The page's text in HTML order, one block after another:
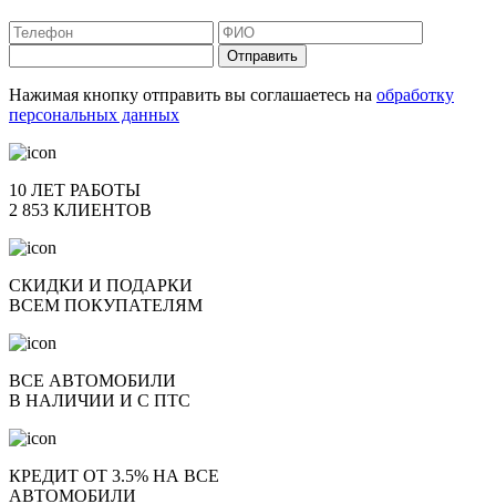
Отправить
Нажимая кнопку отправить вы соглашаетесь на обработку
персональных данных
10 ЛЕТ РАБОТЫ
2 853 КЛИЕНТОВ
СКИДКИ И ПОДАРКИ
ВСЕМ ПОКУПАТЕЛЯМ
ВСЕ АВТОМОБИЛИ
В НАЛИЧИИ И С ПТС
КРЕДИТ ОТ 3.5% НА ВСЕ
АВТОМОБИЛИ